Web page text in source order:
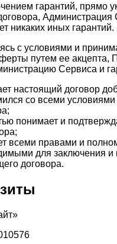
гарантий, прямо
Администрация
никаких иных гарантий.
с условиями и
путем ее акцепта,
Сервиса и
настоящий договор
со всеми
понимает и
всеми правами и
для заключения и
договора.